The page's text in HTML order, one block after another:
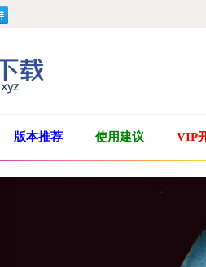
版本推荐 使用建议 VIP